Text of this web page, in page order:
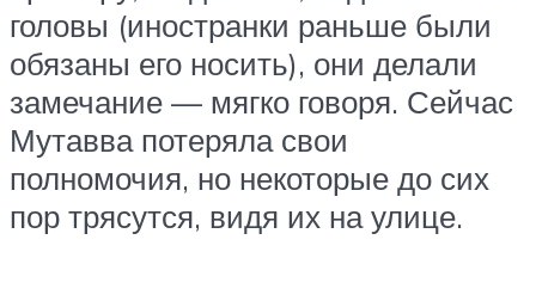
головы (иностранки раньше были
обязаны его носить), они делали
замечание — мягко говоря. Сейчас
Мутавва потеряла свои
полномочия, но некоторые до сих
пор трясутся, видя их на улице.